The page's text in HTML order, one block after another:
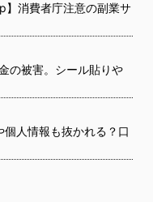
消費者庁注意の副業サ
の被害。シール貼りや
個人情報も抜かれる？口